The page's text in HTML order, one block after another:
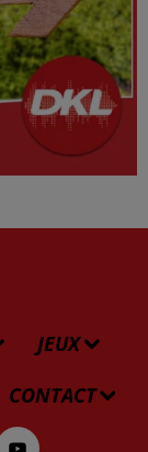
JEUX
CONTACT